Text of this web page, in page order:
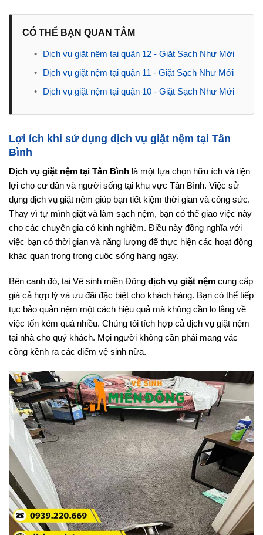
CÓ THỂ BẠN QUAN TÂM
•
Dịch vụ giặt nệm tại quận 12 - Giặt Sạch Như Mới
•
Dịch vụ giặt nệm tại quận 11 - Giặt Sạch Như Mới
•
Dịch vụ giặt nệm tại quận 10 - Giặt Sạch Như Mới
Lợi ích khi sử dụng dịch vụ giặt nệm tại Tân
Bình
Dịch vụ giặt nệm tại Tân Bình là một lựa chọn hữu ích và tiện
lợi cho cư dân và người sống tại khu vực Tân Bình. Việc sử
dụng dịch vụ giặt nệm giúp bạn tiết kiệm thời gian và công sức.
Thay vì tự mình giặt và làm sạch nệm, bạn có thể giao việc này
cho các chuyên gia có kinh nghiệm. Điều này đồng nghĩa với
việc bạn có thời gian và năng lượng để thực hiện các hoạt động
khác quan trọng trong cuộc sống hàng ngày.
Bên cạnh đó, tại Vệ sinh miền Đông dịch vụ giặt nệm cung cấp
giá cả hợp lý và ưu đãi đặc biệt cho khách hàng. Bạn có thể tiếp
tục bảo quản nệm một cách hiệu quả mà không cần lo lắng về
việc tốn kém quá nhiều. Chúng tôi tích hợp cả dịch vụ giặt nệm
tại nhà cho quý khách. Mọi người không cần phải mang vác
cồng kềnh ra các điểm vệ sinh nữa.